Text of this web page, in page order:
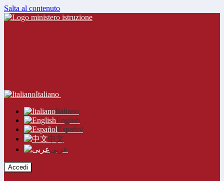
Salta al contenuto
Italiano
Italiano
English
Español
中文
عربى
Accedi